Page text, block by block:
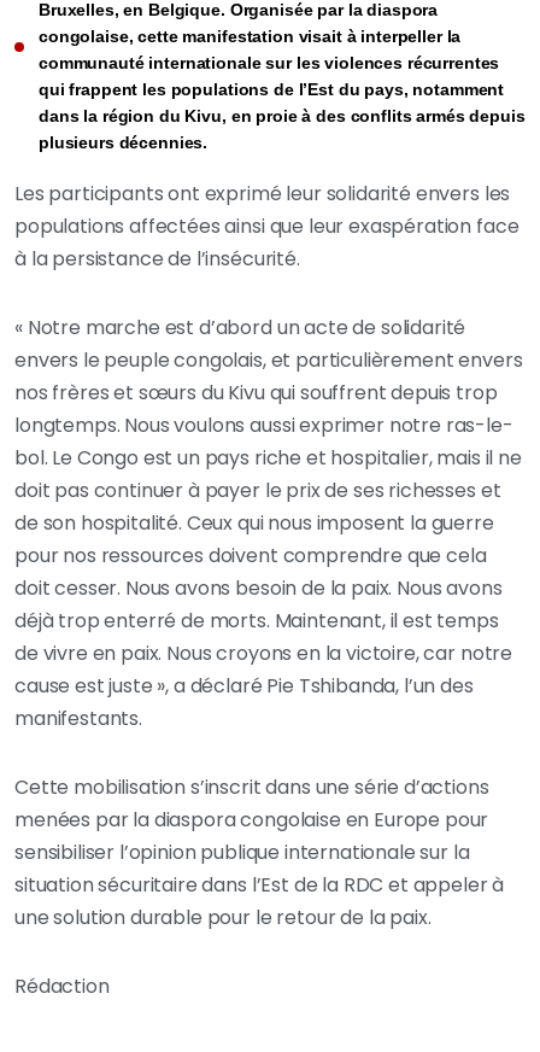
Bruxelles, en Belgique. Organisée par la diaspora
congolaise, cette manifestation visait à interpeller la
communauté internationale sur les violences récurrentes
qui frappent les populations de l’Est du pays, notamment
dans la région du Kivu, en proie à des conflits armés depuis
plusieurs décennies.
Les participants ont exprimé leur solidarité envers les
populations affectées ainsi que leur exaspération face
à la persistance de l’insécurité.
« Notre marche est d’abord un acte de solidarité
envers le peuple congolais, et particulièrement envers
nos frères et sœurs du Kivu qui souffrent depuis trop
longtemps. Nous voulons aussi exprimer notre ras-le-
bol. Le Congo est un pays riche et hospitalier, mais il ne
doit pas continuer à payer le prix de ses richesses et
de son hospitalité. Ceux qui nous imposent la guerre
pour nos ressources doivent comprendre que cela
doit cesser. Nous avons besoin de la paix. Nous avons
déjà trop enterré de morts. Maintenant, il est temps
de vivre en paix. Nous croyons en la victoire, car notre
cause est juste », a déclaré Pie Tshibanda, l’un des
manifestants.
Cette mobilisation s’inscrit dans une série d’actions
menées par la diaspora congolaise en Europe pour
sensibiliser l’opinion publique internationale sur la
situation sécuritaire dans l’Est de la RDC et appeler à
une solution durable pour le retour de la paix.
Rédaction